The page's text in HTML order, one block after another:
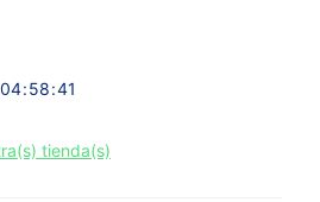
04 58 41
tienda(s)